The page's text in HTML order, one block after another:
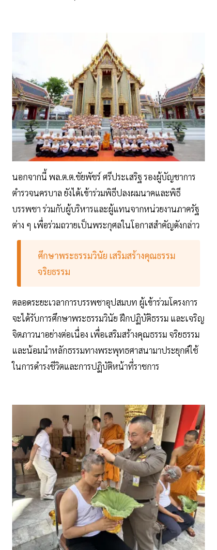
นอกจากนี้ พล.ต.ต.ชัยพัชร์ ศรีประเสริฐ รองผู้บัญชาการ
ตำรวจนครบาล ยังได้เข้าร่วมพิธีปลงผมนาคและพิธี
บรรพชา ร่วมกับผู้บริหารและผู้แทนจากหน่วยงานภาครัฐ
ต่าง ๆ เพื่อร่วมถวายเป็นพระกุศลในโอกาสสำคัญดังกล่าว
ศึกษาพระธรรมวินัย เสริมสร้างคุณธรรม
จริยธรรม
ตลอดระยะเวลาการบรรพชาอุปสมบท ผู้เข้าร่วมโครงการ
จะได้รับการศึกษาพระธรรมวินัย ฝึกปฏิบัติธรรม และเจริญ
จิตภาวนาอย่างต่อเนื่อง เพื่อเสริมสร้างคุณธรรม จริยธรรม
และน้อมนำหลักธรรมทางพระพุทธศาสนามาประยุกต์ใช้
ในการดำรงชีวิตและการปฏิบัติหน้าที่ราชการ